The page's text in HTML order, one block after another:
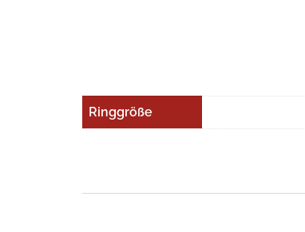
Ringgröße